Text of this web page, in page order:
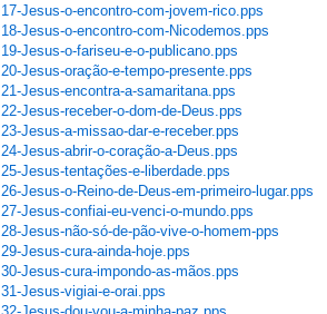
17-Jesus-o-encontro-com-jovem-rico.pps
18-Jesus-o-encontro-com-Nicodemos.pps
19-Jesus-o-fariseu-e-o-publicano.pps
20-Jesus-oração-e-tempo-presente.pps
21-Jesus-encontra-a-samaritana.pps
22-Jesus-receber-o-dom-de-Deus.pps
23-Jesus-a-missao-dar-e-receber.pps
24-Jesus-abrir-o-coração-a-Deus.pps
25-Jesus-tentações-e-liberdade.pps
26-Jesus-o-Reino-de-Deus-em-primeiro-lugar.pps
27-Jesus-confiai-eu-venci-o-mundo.pps
28-Jesus-não-só-de-pão-vive-o-homem-pps
29-Jesus-cura-ainda-hoje.pps
30-Jesus-cura-impondo-as-mãos.pps
31-Jesus-vigiai-e-orai.pps